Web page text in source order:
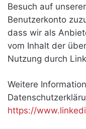
Besuch auf
Benutzerkonto
dass wir als
vom Inhalt der
Nutzung durch
Weitere
https://